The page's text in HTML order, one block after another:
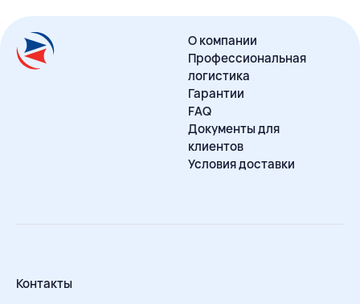
О компании
Профессиональная
логистика
Гарантии
FAQ
Документы для
клиентов
Условия доставки
Контакты